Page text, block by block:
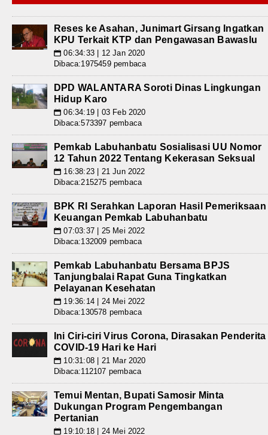
Reses ke Asahan, Junimart Girsang Ingatkan
KPU Terkait KTP dan Pengawasan Bawaslu
📅 06:34:33 | 12 Jan 2020
Dibaca:1975459 pembaca
DPD WALANTARA Soroti Dinas Lingkungan
Hidup Karo
📅 06:34:19 | 03 Feb 2020
Dibaca:573397 pembaca
Pemkab Labuhanbatu Sosialisasi UU Nomor
12 Tahun 2022 Tentang Kekerasan Seksual
📅 16:38:23 | 21 Jun 2022
Dibaca:215275 pembaca
BPK RI Serahkan Laporan Hasil Pemeriksaan
Keuangan Pemkab Labuhanbatu
📅 07:03:37 | 25 Mei 2022
Dibaca:132009 pembaca
Pemkab Labuhanbatu Bersama BPJS
Tanjungbalai Rapat Guna Tingkatkan
Pelayanan Kesehatan
📅 19:36:14 | 24 Mei 2022
Dibaca:130578 pembaca
Ini Ciri-ciri Virus Corona, Dirasakan Penderita
COVID-19 Hari ke Hari
📅 10:31:08 | 21 Mar 2020
Dibaca:112107 pembaca
Temui Mentan, Bupati Samosir Minta
Dukungan Program Pengembangan
Pertanian
📅 19:10:18 | 24 Mei 2022